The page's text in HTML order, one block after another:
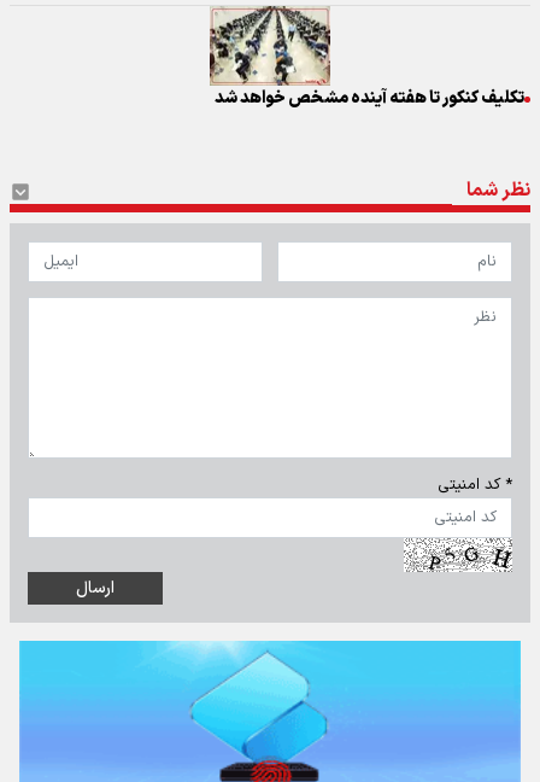
تکلیف کنکور تا هفته آینده مشخص خواهد شد
نظر شما
* کد امنیتی